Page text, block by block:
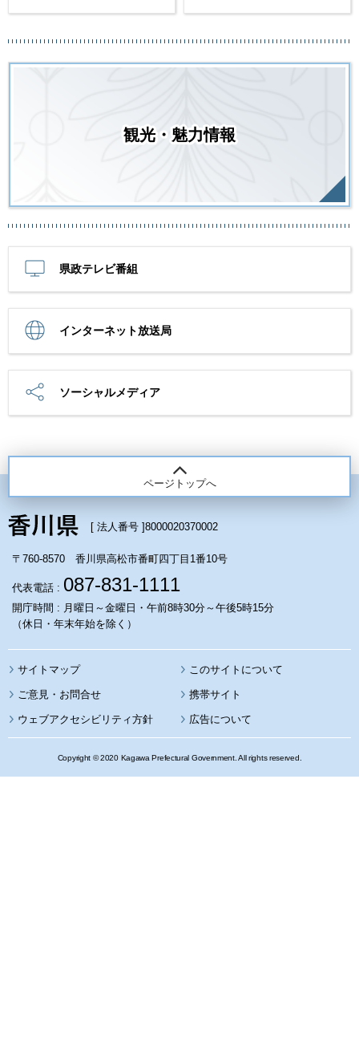
観光・魅力情報
県政テレビ番組
インターネット放送局
ソーシャルメディア
ページトップへ
[ 法人番号 ]8000020370002
〒760-8570 香川県高松市番町四丁目1番10号
代表電話 : 087-831-1111
開庁時間 : 月曜日～金曜日・午前8時30分～午後5時15分
（休日・年末年始を除く）
サイトマップ このサイトについて
携帯サイト
ウェブアクセシビリティ方針 広告について
Copyright © 2020 Kagawa Prefectural Government. All rights reserved.